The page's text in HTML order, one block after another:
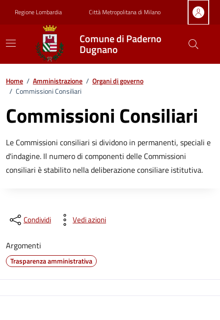
Regione Lombardia Città Metropolitana di Milano
Comune di Paderno
Dugnano
Home / Amministrazione / Organi di governo
/ Commissioni Consiliari
Commissioni Consiliari
Le Commissioni consiliari si dividono in permanenti, speciali e
d'indagine. Il numero di componenti delle Commissioni
consiliari è stabilito nella deliberazione consiliare istitutiva.
Condividi Vedi azioni
Argomenti
Trasparenza amministrativa